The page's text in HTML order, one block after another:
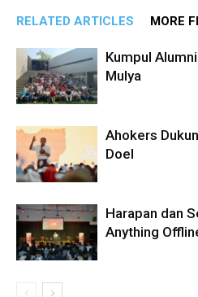
RELATED ARTICLES MORE
Kumpul
Mulya
Ahokers
Doel
Harapan dan
Anything